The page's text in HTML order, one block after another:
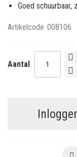
Goed schuurbaar,
Artikelcode 008106
Aantal